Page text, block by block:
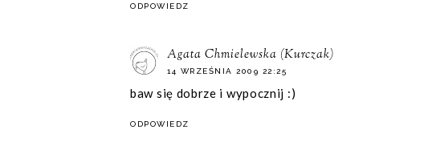
ODPOWIEDZ
Agata Chmielewska (Kurczak)
14 WRZEŚNIA 2009 22:25
baw się dobrze i wypocznij :)
ODPOWIEDZ